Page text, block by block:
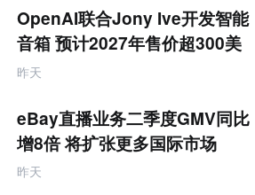
OpenAI联合Jony Ive开发智能
音箱 预计2027年售价超300美
元
昨天
eBay直播业务二季度GMV同比
增8倍 将扩张更多国际市场
昨天